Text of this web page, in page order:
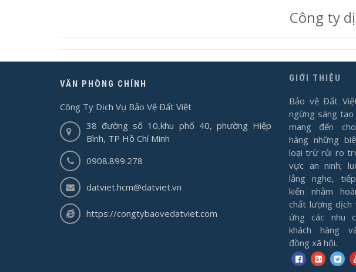
Công ty
VĂN PHÒNG CHÍNH
Công Ty Dịch Vụ Bảo Vệ Đất Việt
38 đường số 10,khu phố 40, phường Hiệp
Bình, TP Hồ Chí Minh
0908.899.278
datviet.hcm@datviet.vn
https://congtybaovedatviet.com
GIỚI THIỆU
Bảo vệ Đất
ngừng sáng tạo
mang đến
hàng những
loại trừ rủi ro
vực an ninh;
lắng nghe,
kiến nhằm
chất lượng dịch
ứng các nhu
khách hàng
đồng xã hội.